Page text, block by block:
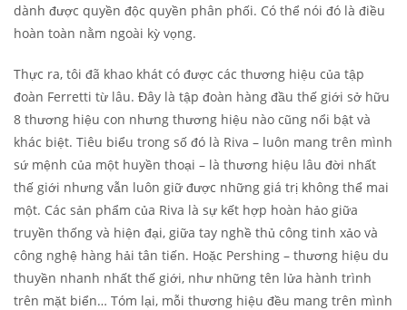
dành được quyền độc quyền phân phối. Có thể nói đó là điều
hoàn toàn nằm ngoài kỳ vọng.
Thực ra, tôi đã khao khát có được các thương hiệu của tập
đoàn Ferretti từ lâu. Đây là tập đoàn hàng đầu thế giới sở hữu
8 thương hiệu con nhưng thương hiệu nào cũng nổi bật và
khác biệt. Tiêu biểu trong số đó là Riva – luôn mang trên mình
sứ mệnh của một huyền thoại – là thương hiệu lâu đời nhất
thế giới nhưng vẫn luôn giữ được những giá trị không thể mai
một. Các sản phẩm của Riva là sự kết hợp hoàn hảo giữa
truyền thống và hiện đại, giữa tay nghề thủ công tinh xảo và
công nghệ hàng hải tân tiến. Hoặc Pershing – thương hiệu du
thuyền nhanh nhất thế giới, như những tên lửa hành trình
trên mặt biển… Tóm lại, mỗi thương hiệu đều mang trên mình